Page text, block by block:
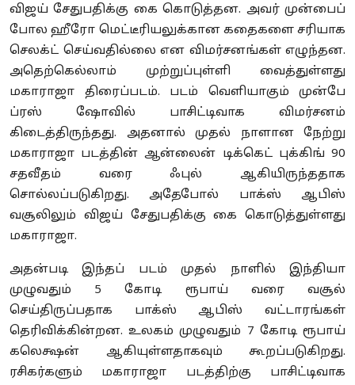
விஜய் சேதுபதிக்கு கை கொடுத்தன. அவர் முன்பைப்
போல ஹீரோ மெட்டீரியலுக்கான கதைகளை சரியாக
செலக்ட் செய்வதில்லை என விமர்சனங்கள் எழுந்தன.
அதெற்கெல்லாம் முற்றுப்புள்ளி வைத்துள்ளது
மகாராஜா திரைப்படம். படம் வெளியாகும் முன்பே
ப்ரஸ் ஷோவில் பாசிட்டிவாக விமர்சனம்
கிடைத்திருந்தது. அதனால் முதல் நாளான நேற்று
மகாராஜா படத்தின் ஆன்லைன் டிக்கெட் புக்கிங் 90
சதவீதம் வரை ஃபுல் ஆகியிருந்ததாக
சொல்லப்படுகிறது. அதேபோல் பாக்ஸ் ஆபிஸ்
வசூலிலும் விஜய் சேதுபதிக்கு கை கொடுத்துள்ளது
மகாராஜா.
அதன்படி இந்தப் படம் முதல் நாளில் இந்தியா
முழுவதும் 5 கோடி ரூபாய் வரை வசூல்
செய்திருப்பதாக பாக்ஸ் ஆபிஸ் வட்டாரங்கள்
தெரிவிக்கின்றன. உலகம் முழுவதும் 7 கோடி ரூபாய்
கலெக்ஷன் ஆகியுள்ளதாகவும் கூறப்படுகிறது.
ரசிகர்களும் மகாராஜா படத்திற்கு பாசிட்டிவாக